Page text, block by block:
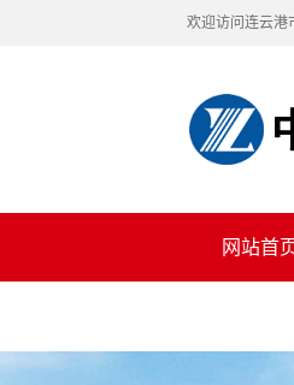
欢迎访问连云港
网站首